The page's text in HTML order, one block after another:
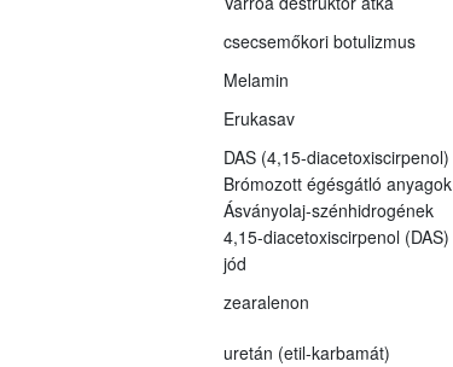
csecsemőkori botulizmus
Melamin
Erukasav
DAS (4,15-diacetoxiscirpenol)
Brómozott égésgátló anyagok
Ásványolaj-szénhidrogének
4,15-diacetoxiscirpenol (DAS)
jód
zearalenon
uretán (etil-karbamát)